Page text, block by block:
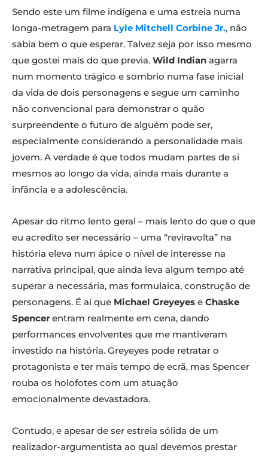
Sendo este um filme indígena e uma estreia numa
longa-metragem para Lyle Mitchell Corbine Jr., não
sabia bem o que esperar. Talvez seja por isso mesmo
que gostei mais do que previa. Wild Indian agarra
num momento trágico e sombrio numa fase inicial
da vida de dois personagens e segue um caminho
não convencional para demonstrar o quão
surpreendente o futuro de alguém pode ser,
especialmente considerando a personalidade mais
jovem. A verdade é que todos mudam partes de si
mesmos ao longo da vida, ainda mais durante a
infância e a adolescência.
Apesar do ritmo lento geral – mais lento do que o que
eu acredito ser necessário – uma “reviravolta” na
história eleva num ápice o nível de interesse na
narrativa principal, que ainda leva algum tempo até
superar a necessária, mas formulaica, construção de
personagens. É aí que Michael Greyeyes e Chaske
Spencer entram realmente em cena, dando
performances envolventes que me mantiveram
investido na história. Greyeyes pode retratar o
protagonista e ter mais tempo de ecrã, mas Spencer
rouba os holofotes com um atuação
emocionalmente devastadora.
Contudo, e apesar de ser estreia sólida de um
realizador-argumentista ao qual devemos prestar